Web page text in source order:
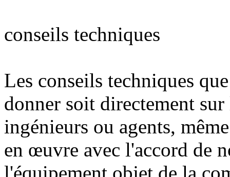
conseils techniques
Les conseils techniques
donner soit directement
ingénieurs ou agents,
en œuvre avec l'accord de